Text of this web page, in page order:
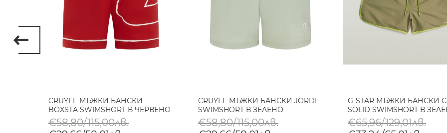
CRUYFF МЪЖКИ БАНСКИ
BOXSTA SWIMSHORT В ЧЕРВЕНО
€58,80/115,00лв.
CRUYFF МЪЖКИ БАНСКИ JORDI
SWIMSHORT В ЗЕЛЕНО
€58,80/115,00лв.
G-STAR МЪЖКИ БАНСКИ
SOLID SWIMSHORT В
€65,96/129,01лв.